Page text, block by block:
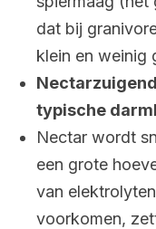
dat bij
klein en weinig
typische
Nectar wordt
een grote
van
voorkomen,